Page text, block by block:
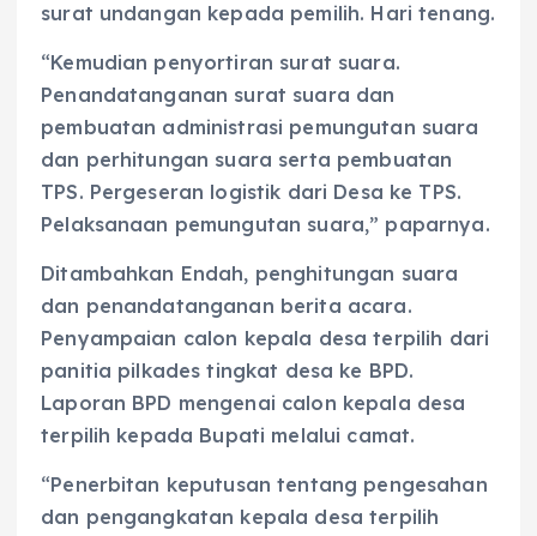
surat undangan kepada pemilih. Hari tenang.
“Kemudian penyortiran surat suara.
Penandatanganan surat suara dan
pembuatan administrasi pemungutan suara
dan perhitungan suara serta pembuatan
TPS. Pergeseran logistik dari Desa ke TPS.
Pelaksanaan pemungutan suara,” paparnya.
Ditambahkan Endah, penghitungan suara
dan penandatanganan berita acara.
Penyampaian calon kepala desa terpilih dari
panitia pilkades tingkat desa ke BPD.
Laporan BPD mengenai calon kepala desa
terpilih kepada Bupati melalui camat.
“Penerbitan keputusan tentang pengesahan
dan pengangkatan kepala desa terpilih